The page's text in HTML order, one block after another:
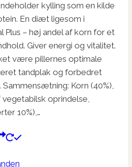
kylling som en kilde
En diæt ligesom i
Plus – høj andel af korn for et
Giver energi og vitalitet.
være pillernes optimale
tandplak og forbedret
Sammensætning: Korn (40%),
oprindelse,
10%),…